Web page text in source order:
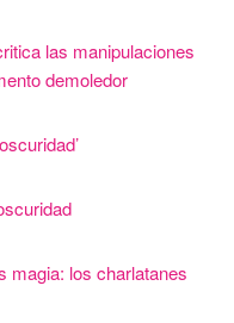
las manipulaciones
demoledor
magia: los charlatanes